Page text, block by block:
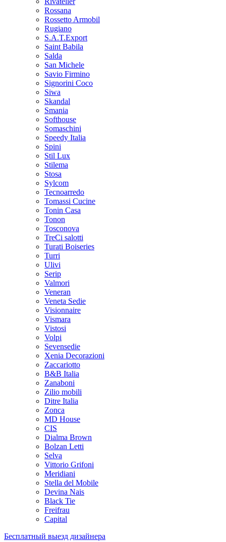
Rossana
Rossetto Armobil
Rugiano
S.A.T.Export
Saint Babila
Salda
San Michele
Savio Firmino
Signorini Coco
Siwa
Skandal
Smania
Softhouse
Somaschini
Speedy Italia
Spini
Stil Lux
Stilema
Stosa
Sylcom
Tecnoarredo
Tomassi Cucine
Tonin Casa
Tonon
Tosconova
TreCi salotti
Turati Boiseries
Turri
Ulivi
Serip
Valmori
Veneran
Veneta Sedie
Visionnaire
Vismara
Vistosi
Volpi
Sevensedie
Xenia Decorazioni
Zaccariotto
B&B Italia
Zanaboni
Zilio mobili
Ditre Italia
Zonca
MD House
CIS
Dialma Brown
Bolzan Letti
Selva
Vittorio Grifoni
Meridiani
Stella del Mobile
Devina Nais
Black Tie
Freifrau
Capital
Бесплатный выезд дизайнера